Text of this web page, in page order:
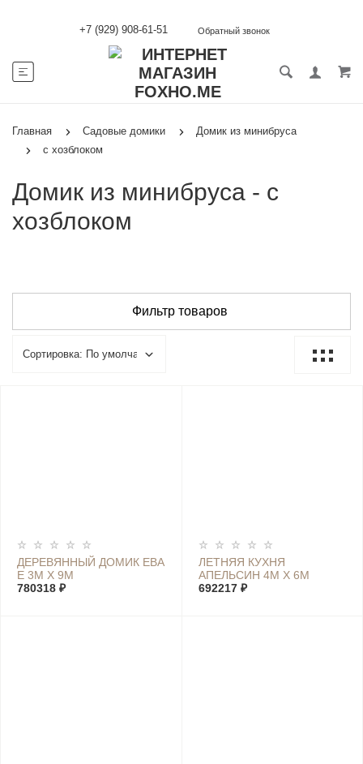
+7 (929) 908-61-51 Обратный звонок
Главная Садовые домики
Домик из минибруса
с хозблоком
Домик из минибруса - с
хозблоком
Фильтр товаров
ДЕРЕВЯННЫЙ ДОМИК ЕВА
Е 3М Х 9М
780318 ₽
ЛЕТНЯЯ КУХНЯ
АПЕЛЬСИН 4М Х 6М
692217 ₽